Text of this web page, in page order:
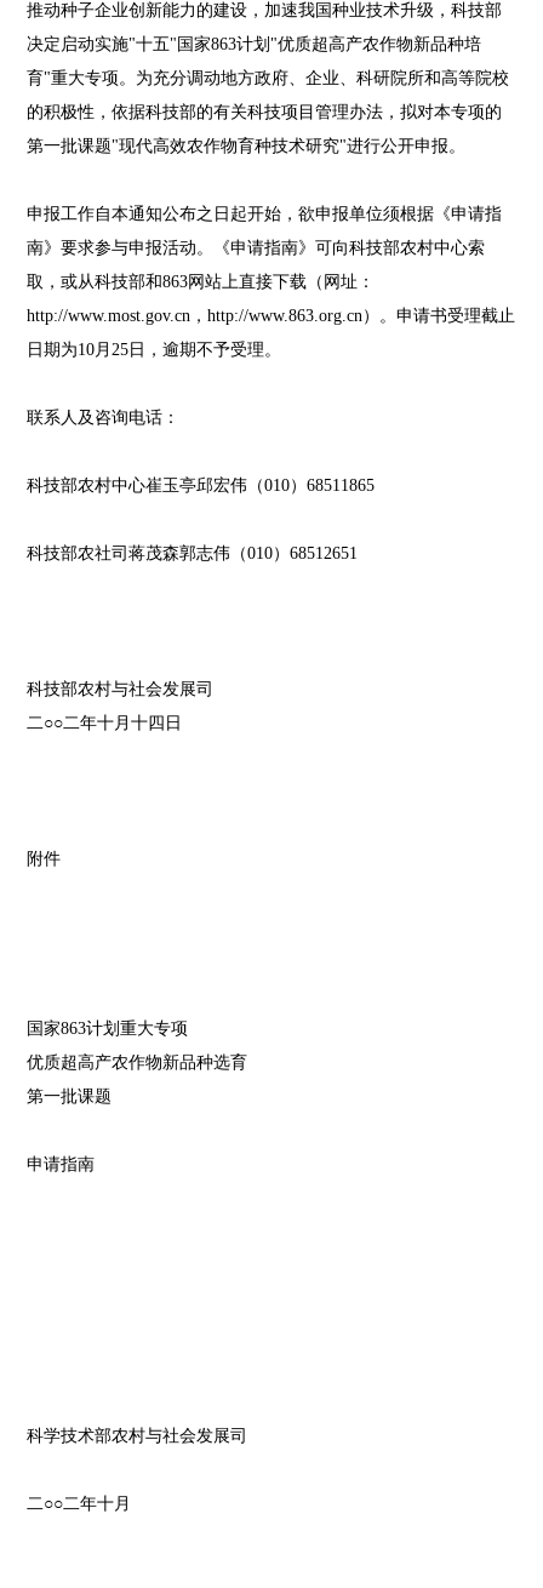
推动种子企业创新能力的建设，加速我国种业技术升级，科技部
决定启动实施"十五"国家863计划"优质超高产农作物新品种培
育"重大专项。为充分调动地方政府、企业、科研院所和高等院校
的积极性，依据科技部的有关科技项目管理办法，拟对本专项的
第一批课题"现代高效农作物育种技术研究"进行公开申报。
申报工作自本通知公布之日起开始，欲申报单位须根据《申请指
南》要求参与申报活动。《申请指南》可向科技部农村中心索
取，或从科技部和863网站上直接下载（网址：
http://www.most.gov.cn，http://www.863.org.cn）。申请书受理截止
日期为10月25日，逾期不予受理。
联系人及咨询电话：
科技部农村中心崔玉亭邱宏伟（010）68511865
科技部农社司蒋茂森郭志伟（010）68512651
科技部农村与社会发展司
二○○二年十月十四日
附件
国家863计划重大专项
优质超高产农作物新品种选育
第一批课题
申请指南
科学技术部农村与社会发展司
二○○二年十月